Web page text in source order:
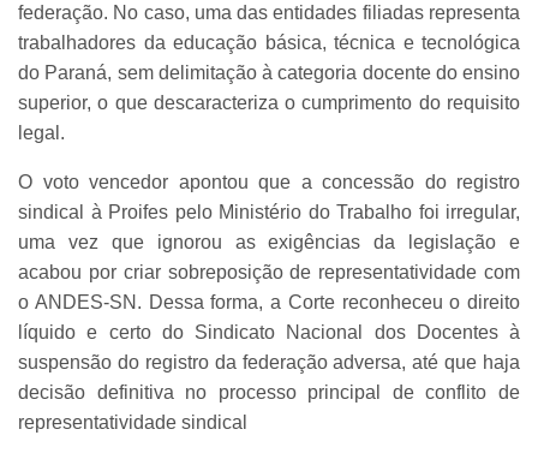
federação. No caso, uma das entidades filiadas representa
trabalhadores da educação básica, técnica e tecnológica
do Paraná, sem delimitação à categoria docente do ensino
superior, o que descaracteriza o cumprimento do requisito
legal.
O voto vencedor apontou que a concessão do registro
sindical à Proifes pelo Ministério do Trabalho foi irregular,
uma vez que ignorou as exigências da legislação e
acabou por criar sobreposição de representatividade com
o ANDES-SN. Dessa forma, a Corte reconheceu o direito
líquido e certo do Sindicato Nacional dos Docentes à
suspensão do registro da federação adversa, até que haja
decisão definitiva no processo principal de conflito de
representatividade sindical